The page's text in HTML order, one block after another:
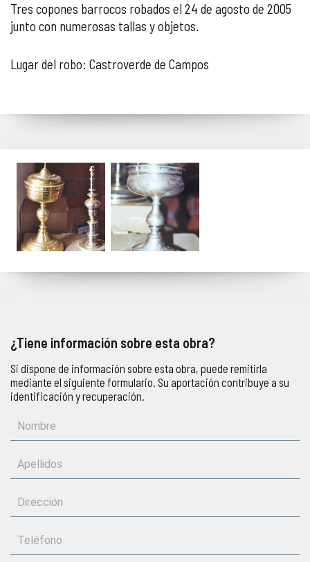
Tres copones barrocos robados el 24 de agosto de 2005
junto con numerosas tallas y objetos.
Lugar del robo: Castroverde de Campos
¿Tiene información sobre esta obra?
Si dispone de información sobre esta obra, puede remitirla
mediante el siguiente formulario. Su aportación contribuye a su
identificación y recuperación.